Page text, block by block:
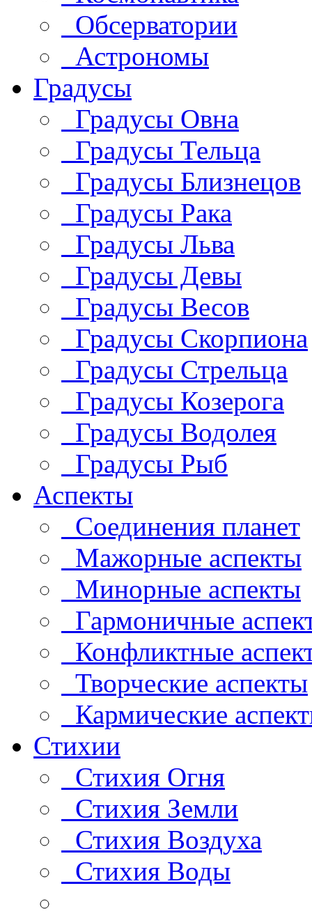
Обсерватории
Астрономы
Градусы
Градусы Овна
Градусы Тельца
Градусы Близнецов
Градусы Рака
Градусы Льва
Градусы Девы
Градусы Весов
Градусы Скорпиона
Градусы Стрельца
Градусы Козерога
Градусы Водолея
Градусы Рыб
Аспекты
Соединения планет
Мажорные аспекты
Минорные аспекты
Гармоничные
Конфликтные
Творческие аспекты
Кармические
Стихии
Стихия Огня
Стихия Земли
Стихия Воздуха
Стихия Воды